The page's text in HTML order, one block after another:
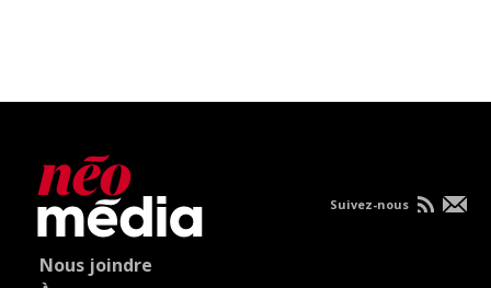
Nous joindre
Suivez-nous